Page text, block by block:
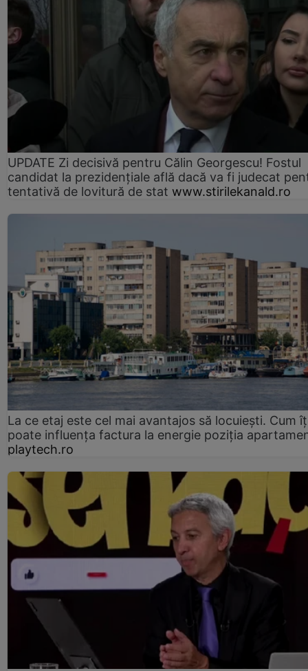
UPDATE Zi decisivă pentru Călin Georgescu! Fostul
candidat la prezidențiale află dacă va fi judecat
tentativă de lovitură de stat www.stirilekanald.ro
La ce etaj este cel mai avantajos să locuiești. Cum
poate influența factura la energie poziția
playtech.ro